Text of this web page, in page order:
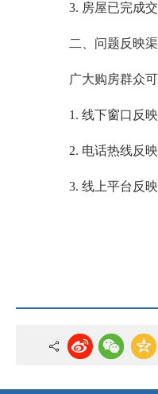
3. 房屋已完成
二、问题反映
广大购房群众
1. 线下窗口反
2. 电话热线反
3. 线上平台反